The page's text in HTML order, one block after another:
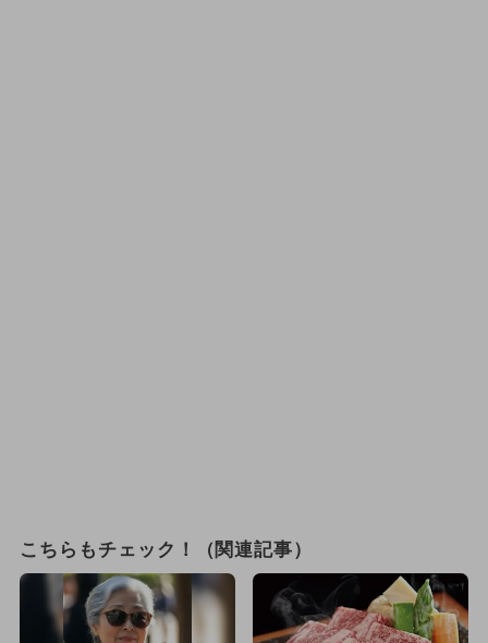
こちらもチェック！（関連記事）